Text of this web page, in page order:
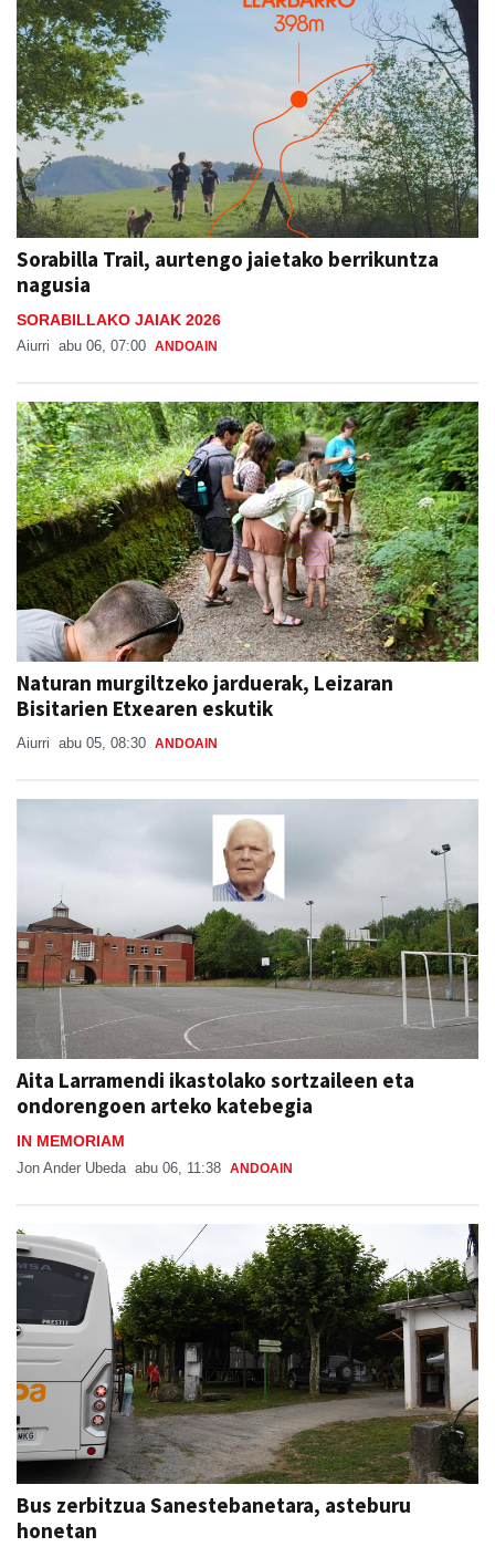
Sorabilla Trail, aurtengo jaietako berrikuntza
nagusia
SORABILLAKO JAIAK 2026
Aiurri abu 06, 07:00 ANDOAIN
Naturan murgiltzeko jarduerak, Leizaran
Bisitarien Etxearen eskutik
Aiurri abu 05, 08:30 ANDOAIN
Aita Larramendi ikastolako sortzaileen eta
ondorengoen arteko katebegia
IN MEMORIAM
Jon Ander Ubeda abu 06, 11:38 ANDOAIN
Bus zerbitzua Sanestebanetara, asteburu
honetan